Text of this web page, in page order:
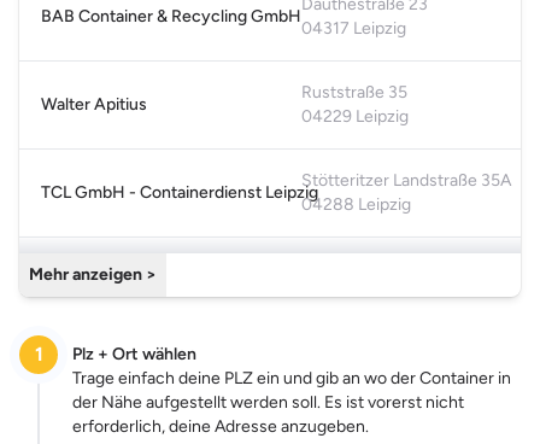
BAB Container & Recycling GmbH
04317 Leipzig
Walter Apitius
Ruststraße 35
04229 Leipzig
TCL GmbH - Containerdienst Leipzig
Stötteritzer Landstraße 35A
04288 Leipzig
Containerservice Uhlig
04288 Leipzig
Kurt Ripke - Containerdienst und Schüttguttransporte
04229 Leipzig
Mehr anzeigen >
1
Plz + Ort wählen
Trage einfach deine PLZ ein und gib an wo der Container in
der Nähe aufgestellt werden soll. Es ist vorerst nicht
erforderlich, deine Adresse anzugeben.